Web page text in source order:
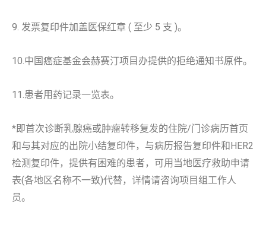
9. 发票复印件加盖医保红章 ( 至少 5 支 )。
10.中国癌症基金会赫赛汀项目办提供的拒绝通知书原件。
11.患者用药记录一览表。
*即首次诊断乳腺癌或肿瘤转移复发的住院/门诊病历首页
和与其对应的出院小结复印件，与病历报告复印件和HER2
检测复印件，提供有困难的患者，可用当地医疗救助申请
表(各地区名称不一致)代替，详情请咨询项目组工作人
员。